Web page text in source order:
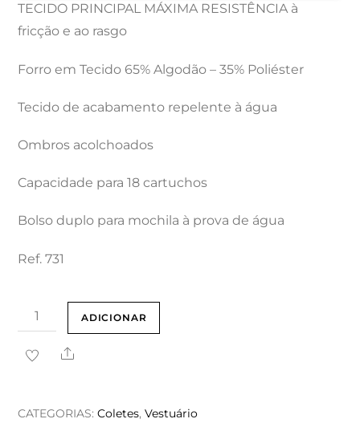
TECIDO PRINCIPAL MÁXIMA RESISTÊNCIA à
fricção e ao rasgo
Forro em Tecido 65% Algodão – 35% Poliéster
Tecido de acabamento repelente à água
Ombros acolchoados
Capacidade para 18 cartuchos
Bolso duplo para mochila à prova de água
Ref. 731
Quantidade
de
COLETE
ADICIONAR
Share
CATEGORIAS:Coletes,Vestuário